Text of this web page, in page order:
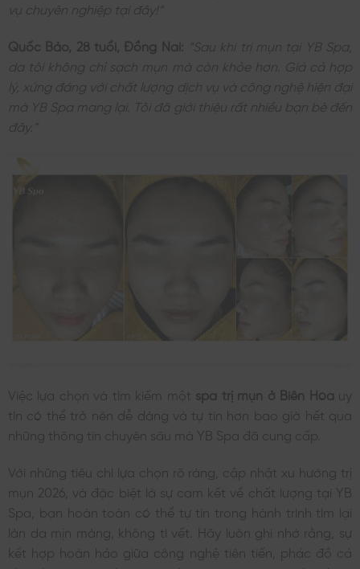
vụ chuyên nghiệp tại đây!”
Quốc Bảo, 28 tuổi, Đồng Nai:
“Sau khi trị mụn tại YB Spa,
da tôi không chỉ sạch mụn mà còn khỏe hơn. Giá cả hợp
lý, xứng đáng với chất lượng dịch vụ và công nghệ hiện đại
mà YB Spa mang lại. Tôi đã giới thiệu rất nhiều bạn bè đến
đây.”
Việc lựa chọn và tìm kiếm một spa trị mụn ở Biên Hòa uy
tín có thể trở nên dễ dàng và tự tin hơn bao giờ hết qua
những thông tin chuyên sâu mà YB Spa đã cung cấp.
Với những tiêu chí lựa chọn rõ ràng, cập nhật xu hướng trị
mụn 2026, và đặc biệt là sự cam kết về chất lượng tại YB
Spa, bạn hoàn toàn có thể tự tin trong hành trình tìm lại
làn da mịn màng, không tì vết. Hãy luôn ghi nhớ rằng, sự
kết hợp hoàn hảo giữa công nghệ tiên tiến, phác đồ cá